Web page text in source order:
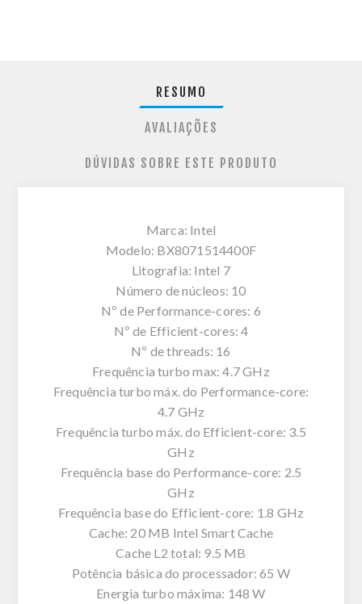
RESUMO
AVALIAÇÕES
DÚVIDAS SOBRE ESTE PRODUTO
Marca: Intel
Modelo: BX8071514400F
Litografia: Intel 7
Número de núcleos: 10
Nº de Performance-cores: 6
Nº de Efficient-cores: 4
Nº de threads: 16
Frequência turbo max: 4.7 GHz
Frequência turbo máx. do Performance-core:
4.7 GHz
Frequência turbo máx. do Efficient-core: 3.5
GHz
Frequência base do Performance-core: 2.5
GHz
Frequência base do Efficient-core: 1.8 GHz
Cache: 20 MB Intel Smart Cache
Cache L2 total: 9.5 MB
Potência básica do processador: 65 W
Energia turbo máxima: 148 W